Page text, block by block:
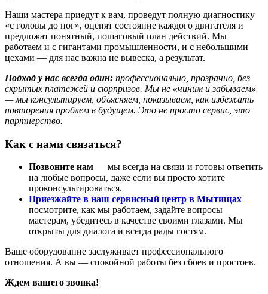
Наши мастера приедут к вам, проведут полную диагностику
«с головы до ног», оценят состояние каждого двигателя и
предложат понятный, пошаговый план действий. Мы
работаем и с гигантами промышленности, и с небольшими
цехами — для нас важна не вывеска, а результат.
Подход у нас всегда один: профессионально, прозрачно, без
скрытых платежей и сюрпризов. Мы не «чиним и забываем»
— мы консультируем, объясняем, показываем, как избежать
повторения проблем в будущем. Это не просто сервис, это
партнерство.
Как с нами связаться?
Позвоните нам — мы всегда на связи и готовы ответить
на любые вопросы, даже если вы просто хотите
проконсультироваться.
Приезжайте в наш сервисный центр в Мытищах —
посмотрите, как мы работаем, задайте вопросы
мастерам, убедитесь в качестве своими глазами. Мы
открыты для диалога и всегда рады гостям.
Ваше оборудование заслуживает профессионального
отношения. А вы — спокойной работы без сбоев и простоев.
Ждем вашего звонка!